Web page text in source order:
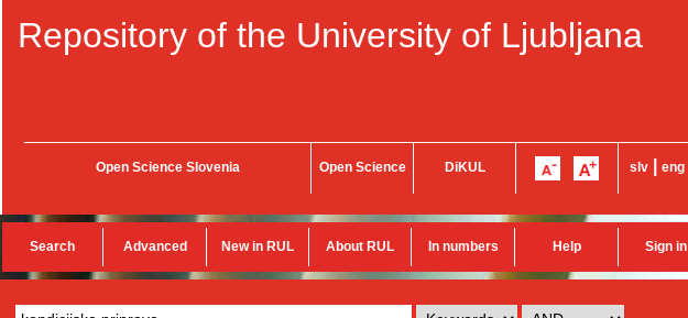
Repository of the University of Ljubljana
Open Science Slovenia Open Science DiKUL slv eng
Search Advanced New in RUL About RUL In numbers Help Sign in